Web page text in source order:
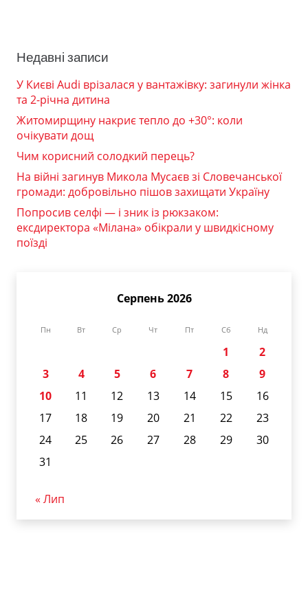
Недавні записи
У Києві Audi врізалася у вантажівку: загинули жінка
та 2-річна дитина
Житомирщину накриє тепло до +30°: коли
очікувати дощ
Чим корисний солодкий перець?
На війні загинув Микола Мусаєв зі Словечанської
громади: добровільно пішов захищати Україну
Попросив селфі — і зник із рюкзаком:
ексдиректора «Мілана» обікрали у швидкісному
поїзді
Серпень 2026
Пн Вт Ср Чт Пт Сб Нд
1
2
3
4 5 6 7 8
9
10
11 12 13 14 15
16
17
18 19 20 21 22
23
24
25 26 27 28 29
30
31
« Лип